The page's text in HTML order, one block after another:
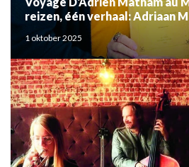
reizen, één verhaal: Adriaan
Mouden
1 oktober 2025